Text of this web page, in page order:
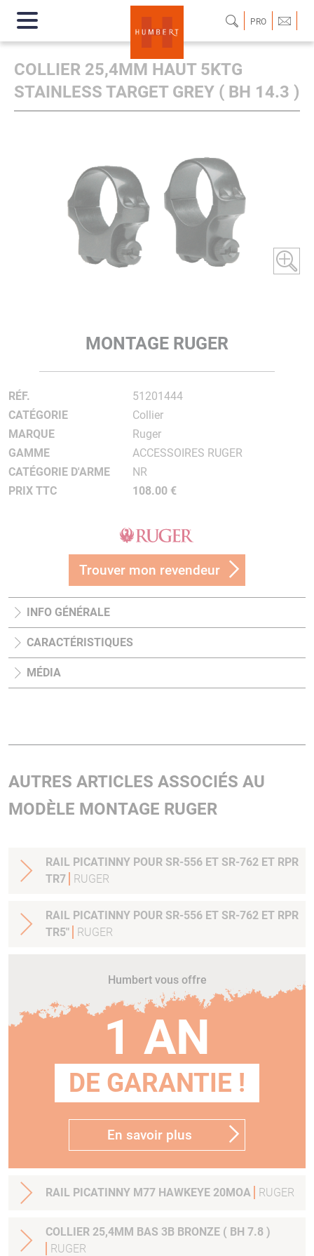
PRO
COLLIER 25,4MM HAUT 5KTG
STAINLESS TARGET GREY ( BH 14.3 )
MONTAGE RUGER
RÉF.
51201444
CATÉGORIE
Collier
MARQUE
Ruger
GAMME
ACCESSOIRES RUGER
CATÉGORIE D'ARME
NR
PRIX TTC
108.00 €
Trouver mon revendeur
INFO GÉNÉRALE
CARACTÉRISTIQUES
MÉDIA
AUTRES ARTICLES ASSOCIÉS AU
MODÈLE MONTAGE RUGER
RAIL PICATINNY POUR SR-556 ET SR-762 ET RPR
TR7
RUGER
RAIL PICATINNY POUR SR-556 ET SR-762 ET RPR
TR5"
RUGER
Humbert vous offre
1 AN
DE GARANTIE !
En savoir plus
RAIL PICATINNY M77 HAWKEYE 20MOA RUGER
COLLIER 25,4MM BAS 3B BRONZE ( BH 7.8 )
RUGER